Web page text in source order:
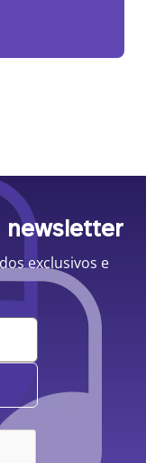
newsletter
exclusivos e